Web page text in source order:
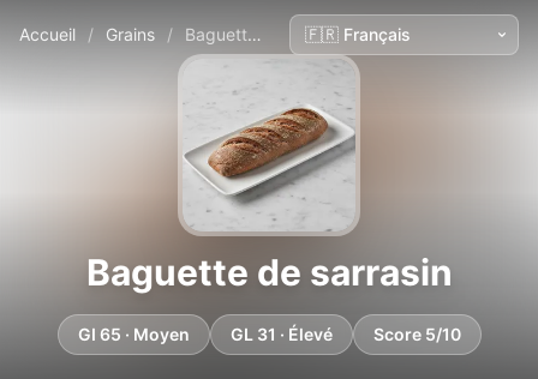
Accueil / Grains / Baguette de sarrasin
Baguette de sarrasin
GI 65 · Moyen GL 31 · Élevé Score 5/10